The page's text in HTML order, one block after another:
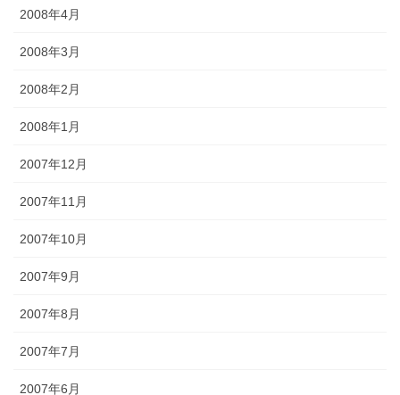
2008年4月
2008年3月
2008年2月
2008年1月
2007年12月
2007年11月
2007年10月
2007年9月
2007年8月
2007年7月
2007年6月